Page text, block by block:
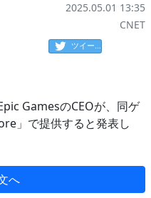
2025.05.01 13:35
CNET
ツイート
GamesのCEOが、同ゲ
」で提供すると発表し
へ